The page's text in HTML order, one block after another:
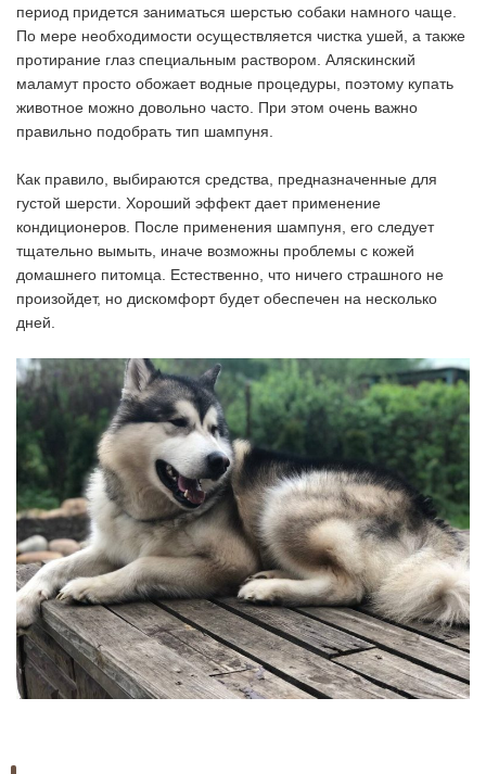
период придется заниматься шерстью собаки намного чаще.
По мере необходимости осуществляется чистка ушей, а также
протирание глаз специальным раствором. Аляскинский
маламут просто обожает водные процедуры, поэтому купать
животное можно довольно часто. При этом очень важно
правильно подобрать тип шампуня.
Как правило, выбираются средства, предназначенные для
густой шерсти. Хороший эффект дает применение
кондиционеров. После применения шампуня, его следует
тщательно вымыть, иначе возможны проблемы с кожей
домашнего питомца. Естественно, что ничего страшного не
произойдет, но дискомфорт будет обеспечен на несколько
дней.